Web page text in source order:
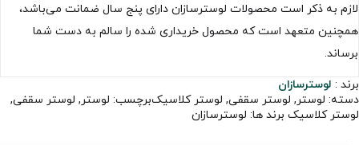
لازم به ذکر است محصولات لوسترسازان دارای پنج سال ضمانت می‌باشد،
همچنین متعهد است که محصول خریداری شده را سالم به دست شما
برساند.
برند : لوسترسازان
دسته: لوستر, لوستر سقفی, لوستر کلاسیکبرچسب: لوستر, لوستر سقفی,
لوستر کلاسیک برند ها: لوسترسازان